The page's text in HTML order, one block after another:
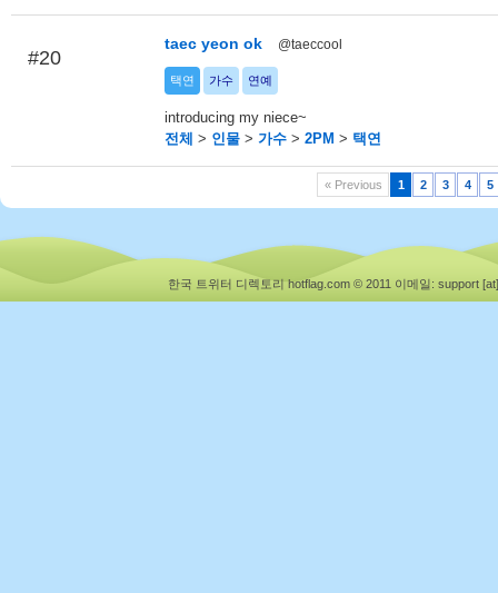
#20
taec yeon ok @taeccool
택연 가수 연예
introducing my niece~
전체 > 인물 > 가수 > 2PM > 택연
« Previous 1 2 3 4 5
한국 트위터 디렉토리 hotflag.com © 2011 이메일: support